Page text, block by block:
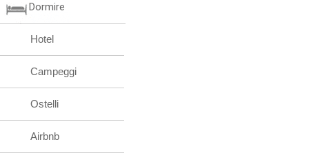
Dormire
Hotel
Campeggi
Ostelli
Airbnb